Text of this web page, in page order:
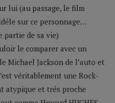
lui (au passage, le film
sur ce personnage…
partie de sa vie)
le comparer avec un
Michael Jackson de l’auto et
véritablement une Rock-
atypique et trés proche